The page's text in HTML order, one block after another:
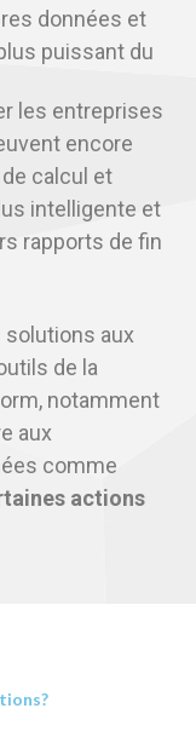
données et
puissant du
les entreprises
encore
calcul et
intelligente et
rapports de fin
aux
de la
notamment
aux
comme
actions